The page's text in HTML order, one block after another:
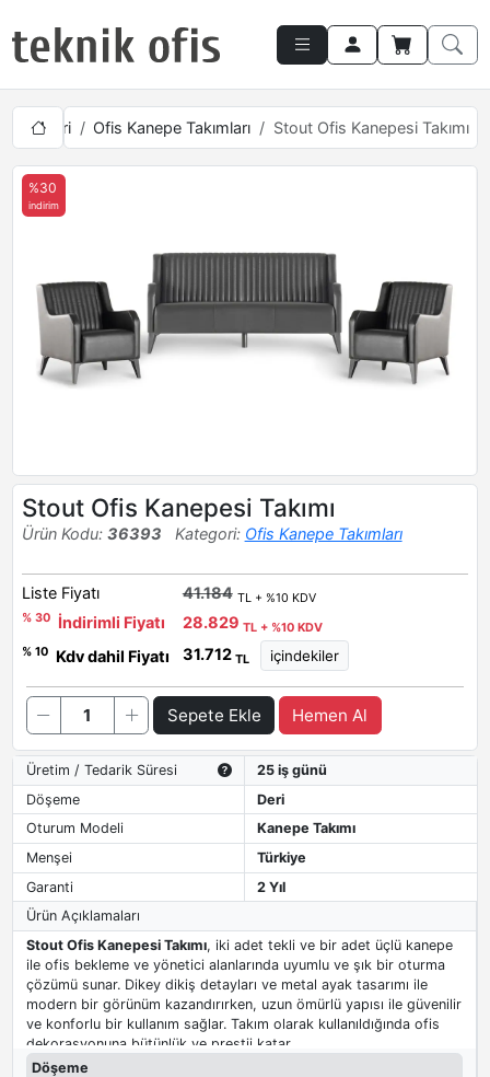
Ofis Kanepe Takımları Stout Ofis Kanepesi Takımı
%30
indirim
Stout Ofis Kanepesi Takımı
Ürün Kodu: 36393 Kategori: Ofis Kanepe Takımları
Liste Fiyatı 41.184 TL + %10 KDV
% 30
İndirimli Fiyatı 28.829 TL + %10 KDV
% 10
Kdv dahil Fiyatı 31.712 TL
Sepete Ekle Hemen Al
Üretim / Tedarik Süresi
25 iş günü
Döşeme
Deri
Oturum Modeli
Kanepe Takımı
Menşei
Türkiye
Garanti
2 Yıl
Ürün Açıklamaları
Stout Ofis Kanepesi Takımı, iki adet tekli ve bir adet üçlü kanepe
ile ofis bekleme ve yönetici alanlarında uyumlu ve şık bir oturma
çözümü sunar. Dikey dikiş detayları ve metal ayak tasarımı ile
modern bir görünüm kazandırırken, uzun ömürlü yapısı ile güvenilir
ve konforlu bir kullanım sağlar. Takım olarak kullanıldığında ofis
dekorasyonuna bütünlük ve prestij katar.
Döşeme